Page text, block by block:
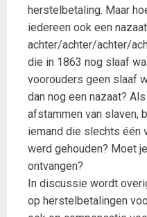
herstelbetaling. Maar
iedereen ook een
achter/achter/achter/
die in 1863 nog slaaf
voorouders geen slaaf
dan nog een nazaat?
afstammen van slaven,
iemand die slechts één
werd gehouden? Moet
ontvangen?
In discussie wordt
op herstelbetalingen